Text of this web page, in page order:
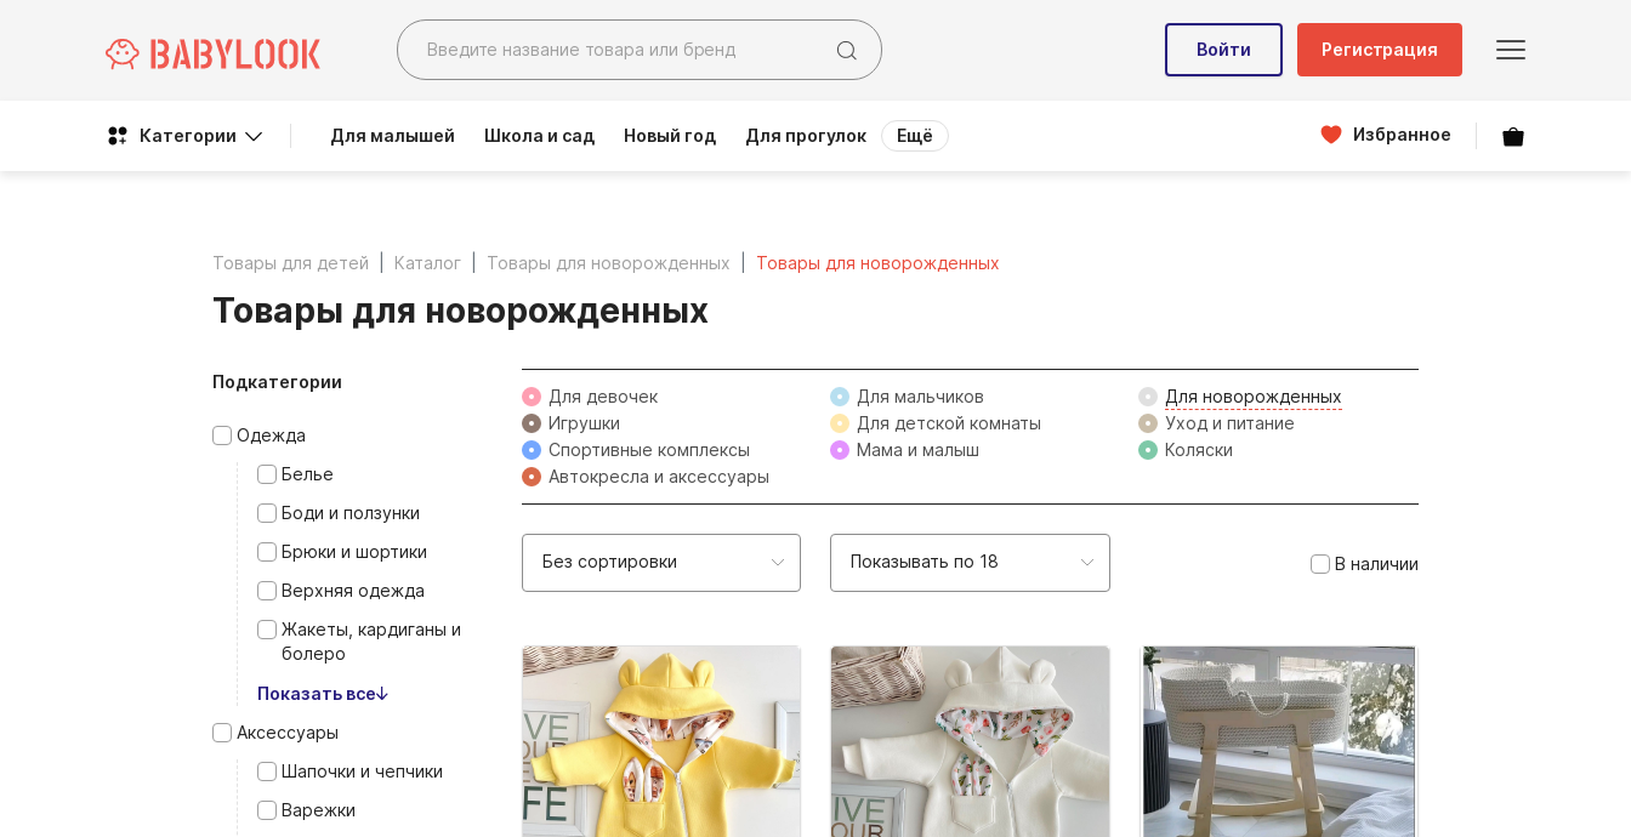
Войти Регистрация
Категории Для малышей Школа и сад Новый год Для прогулок Ещё Избранное
Товары для детей Каталог Товары для новорожденных Товары для новорожденных
Товары для новорожденных
Подкатегории
Одежда
Белье
Боди и ползунки
Брюки и шортики
Верхняя одежда
Жакеты, кардиганы и
болеро
Показать все
Аксессуары
Шапочки и чепчики
Варежки
Для девочек Для мальчиков
Для новорожденных
Игрушки
Для детской комнаты
Уход и питание
Спортивные комплексы
Мама и малыш
Коляски
Автокресла и аксессуары
Без сортировки Показывать по 18 В наличии